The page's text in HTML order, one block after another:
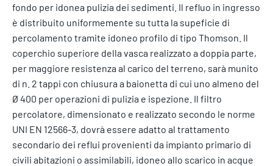
fondo per idonea pulizia dei sedimenti. Il refluo in ingresso
è distribuito uniformemente su tutta la supeficie di
percolamento tramite idoneo profilo di tipo Thomson. Il
coperchio superiore della vasca realizzato a doppia parte,
per maggiore resistenza al carico del terreno, sarà munito
di n. 2 tappi con chiusura a baionetta di cui uno almeno del
Ø 400 per operazioni di pulizia e ispezione. Il filtro
percolatore, dimensionato e realizzato secondo le norme
UNI EN 12566-3, dovrà essere adatto al trattamento
secondario dei reflui provenienti da impianto primario di
civili abitazioni o assimilabili, idoneo allo scarico in acque